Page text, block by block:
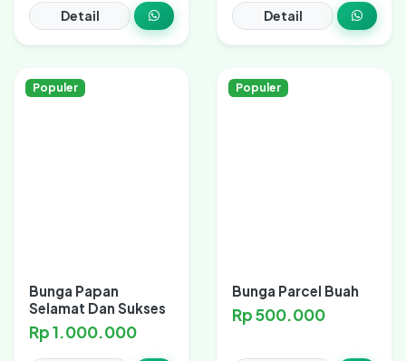
Detail Detail
Populer
Bunga Papan
Selamat Dan Sukses
Rp 1.000.000
Populer
Bunga Parcel Buah
Rp 500.000